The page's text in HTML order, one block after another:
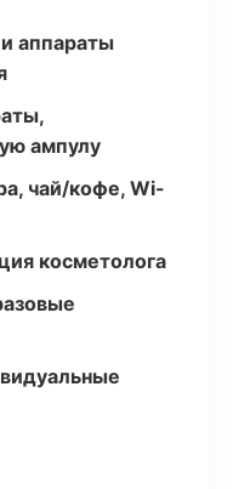
аппараты
ампулу
чай/кофе, Wi-
косметолога